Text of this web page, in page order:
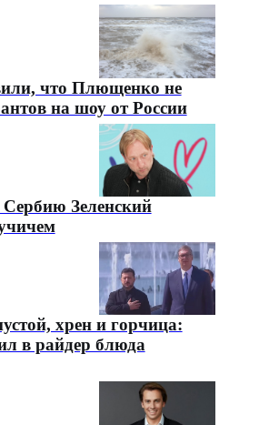
что Плющенко не
на шоу от России
Зеленский
хрен и горчица:
в райдер блюда